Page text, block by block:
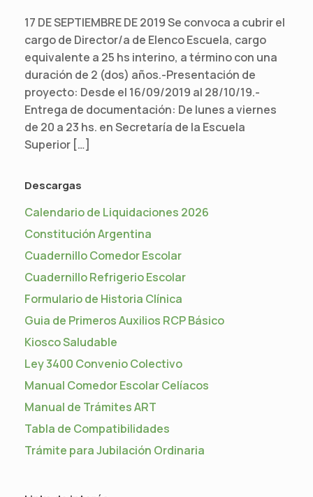
17 DE SEPTIEMBRE DE 2019 Se convoca a cubrir el
cargo de Director/a de Elenco Escuela, cargo
equivalente a 25 hs interino, a término con una
duración de 2 (dos) años.-Presentación de
proyecto: Desde el 16/09/2019 al 28/10/19.-
Entrega de documentación: De lunes a viernes
de 20 a 23 hs. en Secretaría de la Escuela
Superior […]
Descargas
Calendario de Liquidaciones 2026
Constitución Argentina
Cuadernillo Comedor Escolar
Cuadernillo Refrigerio Escolar
Formulario de Historia Clínica
Guia de Primeros Auxilios RCP Básico
Kiosco Saludable
Ley 3400 Convenio Colectivo
Manual Comedor Escolar Celíacos
Manual de Trámites ART
Tabla de Compatibilidades
Trámite para Jubilación Ordinaria